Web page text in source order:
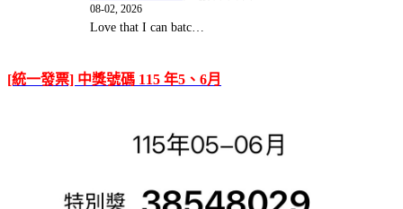
08-02, 2026
Love that I can batc…
[統一發票] 中獎號碼 115 年5、6月